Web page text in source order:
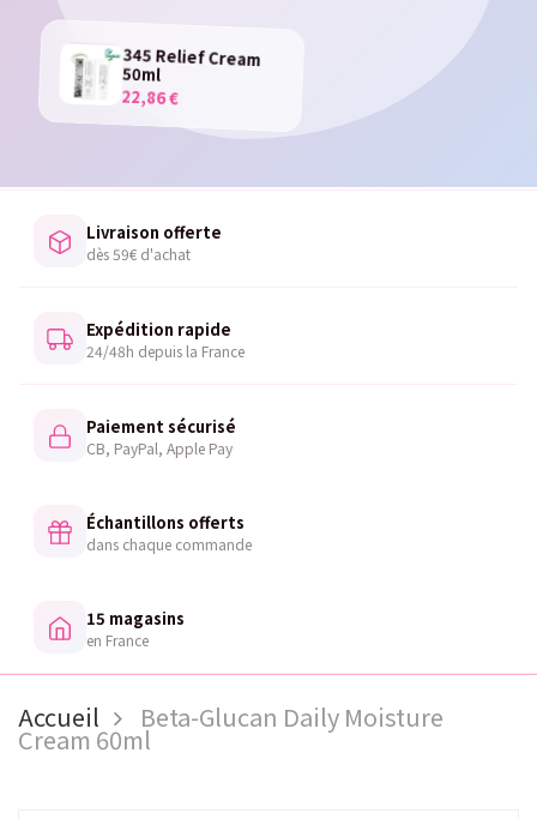
345 Relief Cream
50ml
22,86 €
Livraison offerte
dès 59€ d'achat
Expédition rapide
24/48h depuis la France
Paiement sécurisé
CB, PayPal, Apple Pay
Échantillons offerts
dans chaque commande
15 magasins
en France
Accueil Beta-Glucan Daily Moisture
Cream 60ml